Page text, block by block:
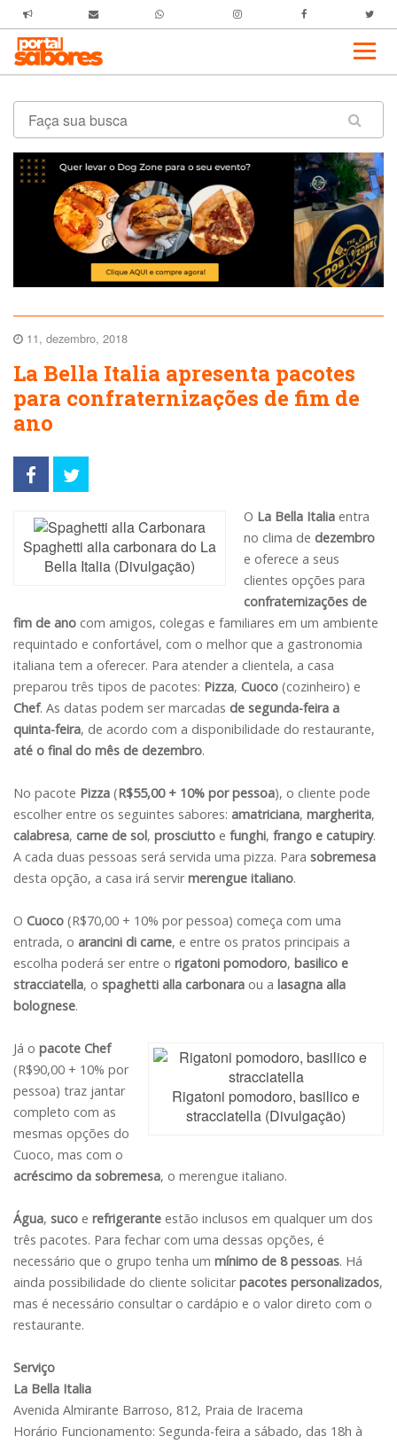
11, dezembro, 2018
La Bella Italia apresenta pacotes
para confraternizações de fim de
ano
Spaghetti alla carbonara do La
Bella Italia (Divulgação)
O La Bella Italia entra
no clima de dezembro
e oferece a seus
clientes opções para
confraternizações de
fim de ano com amigos, colegas e familiares em um ambiente
requintado e confortável, com o melhor que a gastronomia
italiana tem a oferecer. Para atender a clientela, a casa
preparou três tipos de pacotes: Pizza, Cuoco (cozinheiro) e
Chef. As datas podem ser marcadas de segunda-feira a
quinta-feira, de acordo com a disponibilidade do restaurante,
até o final do mês de dezembro.
No pacote Pizza (R$55,00 + 10% por pessoa), o cliente pode
escolher entre os seguintes sabores: amatriciana, margherita,
calabresa, carne de sol, prosciutto e funghi, frango e catupiry.
A cada duas pessoas será servida uma pizza. Para sobremesa
desta opção, a casa irá servirmerengue italiano.
O Cuoco (R$70,00 + 10% por pessoa) começa com uma
entrada, o arancini di carne, e entre os pratos principais a
escolha poderá ser entre o rigatoni pomodoro, basilico e
stracciatella, o spaghetti alla carbonara ou a lasagna alla
bolognese.
Rigatoni pomodoro, basilico e
stracciatella (Divulgação)
Já o pacote Chef
(R$90,00 + 10% por
pessoa) traz jantar
completo com as
mesmas opções do
Cuoco, mas com o
acréscimo da sobremesa, o merengue italiano.
Água, suco e refrigerante estão inclusos em qualquer um dos
três pacotes. Para fechar com uma dessas opções, é
necessário que o grupo tenha um mínimo de 8 pessoas. Há
ainda possibilidade do cliente solicitarpacotes personalizados,
mas é necessário consultar o cardápio e o valor direto com o
restaurante.
Serviço
La Bella Italia
Avenida Almirante Barroso, 812, Praia de Iracema
Horário Funcionamento: Segunda-feira a sábado, das 18h à